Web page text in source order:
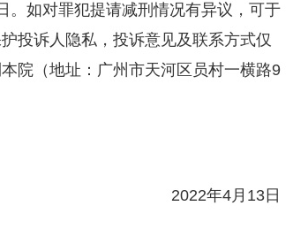
。如对罪犯提请减刑情况有异议，可于
投诉人隐私，投诉意见及联系方式仅
院（地址：广州市天河区员村一横路9
2022年4月13日